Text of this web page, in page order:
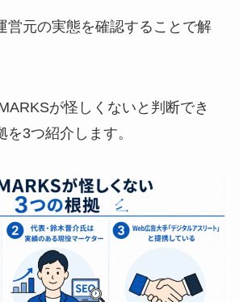
営元の実態を確認することで解
が怪しくないと判断でき
3つ紹介します。